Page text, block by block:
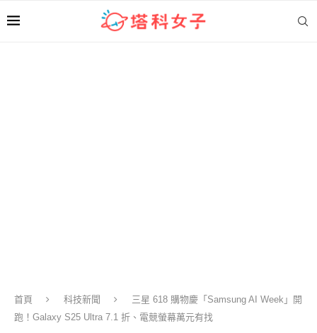
首頁 科技新聞
三星 618 購物慶「Samsung AI Week」開
跑！Galaxy S25 Ultra 7.1 折、電競螢幕萬元有找